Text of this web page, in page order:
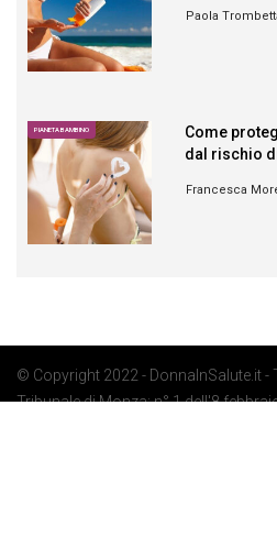
Paola
PIANETA BAMBINO
Come
dal rischio
Francesca
© Copyright 2022 - DonnaInSalute.it -
Tribunale di Monza: n° 1 dell'8